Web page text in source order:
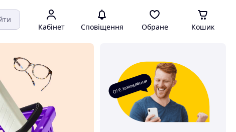
Кабінет Сповіщення Обране Кошик
О! Є замовлення